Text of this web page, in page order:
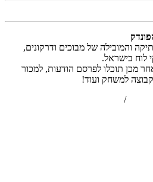
והמובילה של מבוכים ודרקונים,
לוח בישראל.
מכן תוכלו לפרסם הודעות, למכור
למשחק ועוד!
/